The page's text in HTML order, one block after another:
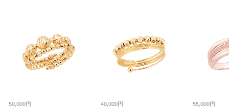
50,000円 40,000円 55,000円